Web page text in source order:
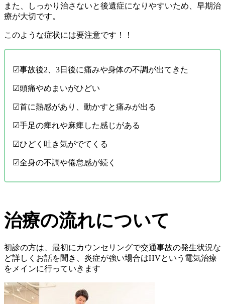
また、しっかり治さないと後遺症になりやすいため、早期治
療が大切です。
このような症状には要注意です！！
☑︎事故後2、3日後に痛みや身体の不調が出てきた
☑︎頭痛やめまいがひどい
☑︎首に熱感があり、動かすと痛みが出る
☑︎手足の痺れや麻痺した感じがある
☑︎ひどく吐き気がでてくる
☑︎全身の不調や倦怠感が続く
治療の流れについて
初診の方は、最初にカウンセリングで交通事故の発生状況な
ど詳しくお話を聞き、炎症が強い場合はHVという電気治療
をメインに行っていきます